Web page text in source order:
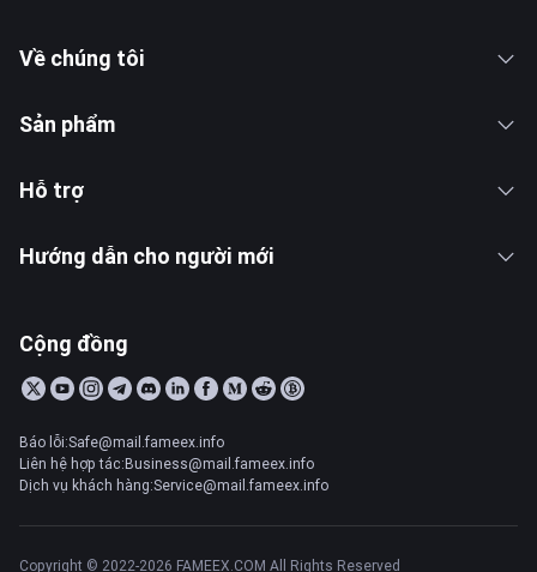
Về chúng tôi
Sản phẩm
Hỗ trợ
Hướng dẫn cho người mới
Cộng đồng
Báo lỗi:Safe@mail.fameex.info
Liên hệ hợp tác:Business@mail.fameex.info
Dịch vụ khách hàng:Service@mail.fameex.info
Copyright © 2022-2026 FAMEEX.COM All Rights Reserved